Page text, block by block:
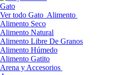
Gato
Ver todo Gato Alimento
Alimento Seco
Alimento Natural
Alimento Libre De Granos
Alimento Húmedo
Alimento Gatito
Arena y Accesorios